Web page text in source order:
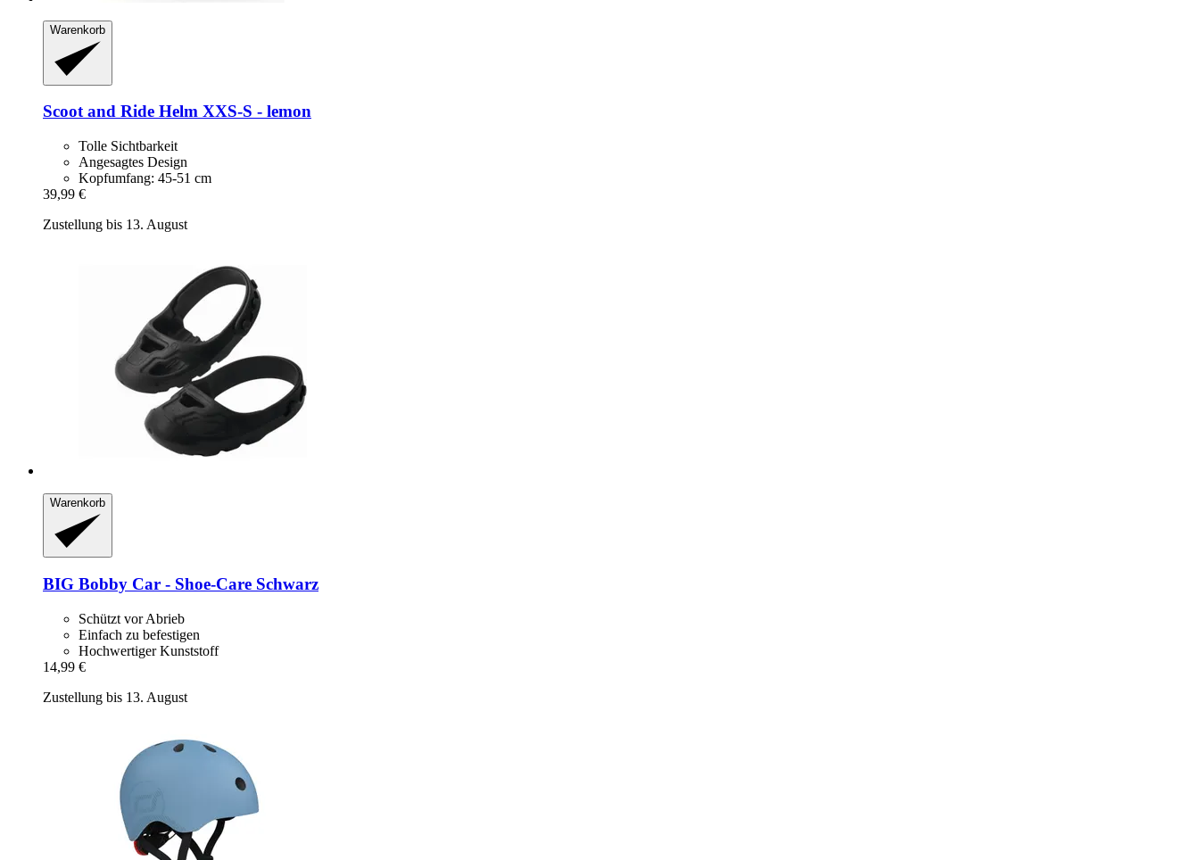
Warenkorb
Scoot and Ride Helm XXS-​S -​ lemon
Tolle Sichtbarkeit
Angesagtes Design
Kopfumfang: 45-51 cm
39,99 €
Zustellung bis 13. August
Warenkorb
BIG Bobby Car -​ Shoe-​Care Schwarz
Schützt vor Abrieb
Einfach zu befestigen
Hochwertiger Kunststoff
14,99 €
Zustellung bis 13. August